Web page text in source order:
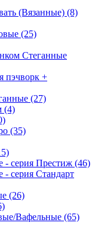
(Вязанные) (8)
(25)
Стеганные
пэчворк +
(27)
(4)
(35)
серия Престиж (46)
серия Стандарт
(26)
Вафельные (65)